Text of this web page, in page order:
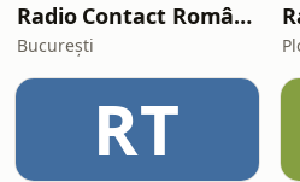
Radio Contact România
București
RT